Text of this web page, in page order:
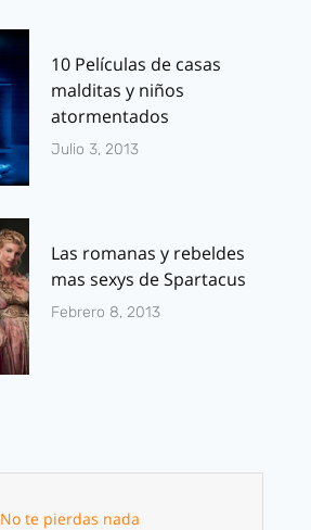
10 Películas de casas
malditas y niños
atormentados
Julio 3, 2013
Las romanas y rebeldes
mas sexys de Spartacus
Febrero 8, 2013
No te pierdas nada